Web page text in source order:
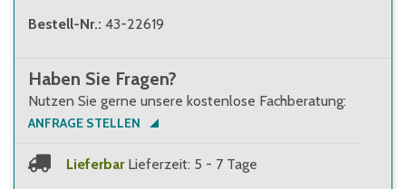
Bestell-Nr.: 43-22619
Haben Sie Fragen?
Nutzen Sie gerne unsere kostenlose Fachberatung:
ANFRAGE STELLEN
Lieferbar Lieferzeit: 5 - 7 Tage